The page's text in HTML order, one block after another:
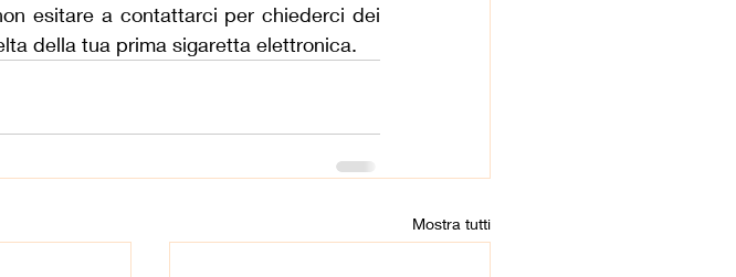
esitare a contattarci per chiederci dei
della tua prima sigaretta elettronica.
Mostra tutti